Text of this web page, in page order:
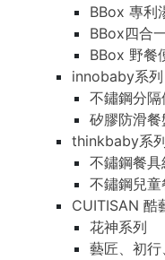
BBox 專利
BBox四合
BBox 野餐
innobaby系列
不鏽鋼分隔
矽膠防滑
thinkbaby系
不鏽鋼餐具
不鏽鋼兒童
CUITISAN 酷
花神系列
藝匠、初